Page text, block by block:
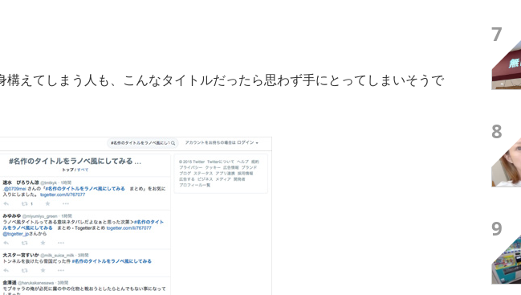
えてしまう人も、こんなタイトルだったら思わず手にとってしまいそうで
7
8
9